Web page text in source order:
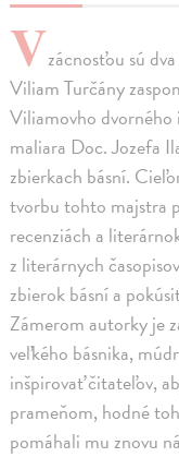
Vzácnosťou sú
Viliam Turčány
Viliamovho
maliara Doc. Jozefa
zbierkach básní.
tvorbu tohto majstra
recenziách a
z literárnych
zbierok básní a
Zámerom autorky je
veľkého básnika,
inšpirovať čitateľov,
prameňom, hodné
pomáhali mu znovu